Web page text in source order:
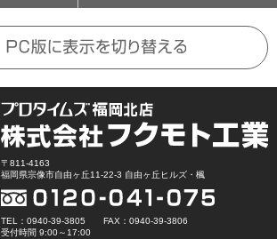
〒811-4163
福岡県宗像市自由ヶ丘11-22-3 自由ヶ丘ヒルズ・楓
TEL：0940-39-3805 FAX：0940-39-3806
受付時間 9:00～17:00